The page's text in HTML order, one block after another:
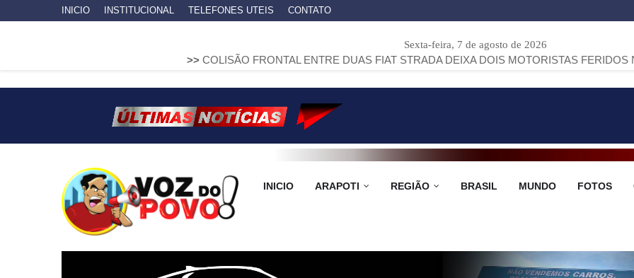
INICIO INSTITUCIONAL TELEFONES UTEIS CONTATO
Sexta-feira, 7 de agosto de 2026
COLISÃO FRONTAL ENTRE DUAS FIAT STRADA DEIXA DOIS MOTORISTAS FERIDOS NA PR-151,
INICIO ARAPOTI REGIÃO BRASIL MUNDO FOTOS